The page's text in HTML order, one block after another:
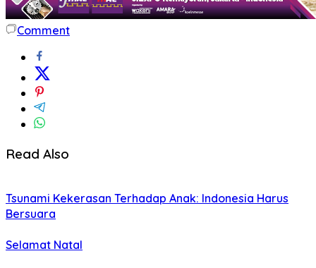
Comment
Read Also
Tsunami Kekerasan Terhadap Anak: Indonesia Harus
Bersuara
Selamat Natal